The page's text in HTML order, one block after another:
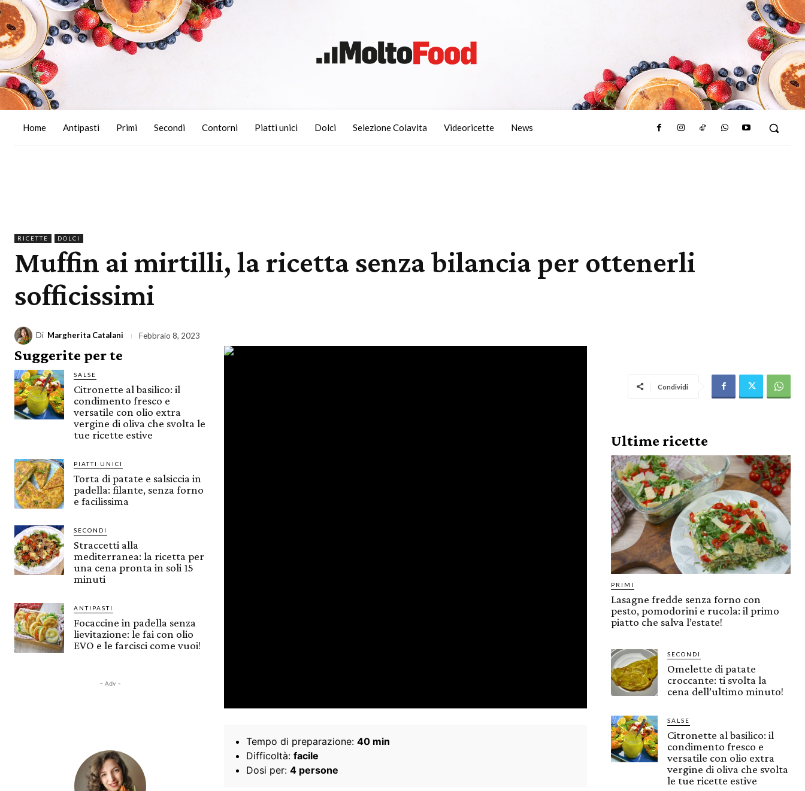
Home Antipasti Primi Secondi Contorni Piatti unici Dolci Selezione Colavita Videoricette News
RICETTE DOLCI
Muffin ai mirtilli, la ricetta senza bilancia per ottenerli
sofficissimi
Di Margherita Catalani Febbraio 8, 2023
Suggerite per te
SALSE
Citronette al basilico: il
condimento fresco e
versatile con olio extra
vergine di oliva che svolta le
tue ricette estive
PIATTI UNICI
Torta di patate e salsiccia in
padella: filante, senza forno
e facilissima
SECONDI
Straccetti alla
mediterranea: la ricetta per
una cena pronta in soli 15
minuti
ANTIPASTI
Focaccine in padella senza
lievitazione: le fai con olio
EVO e le farcisci come vuoi!
- Adv -
Tempo di preparazione: 40 min
Difficoltà: facile
Dosi per: 4 persone
Condividi
Ultime ricette
PRIMI
Lasagne fredde senza forno con
pesto, pomodorini e rucola: il primo
piatto che salva l’estate!
SECONDI
Omelette di patate
croccante: ti svolta la
cena dell’ultimo minuto!
SALSE
Citronette al basilico: il
condimento fresco e
versatile con olio extra
vergine di oliva che svolta
le tue ricette estive